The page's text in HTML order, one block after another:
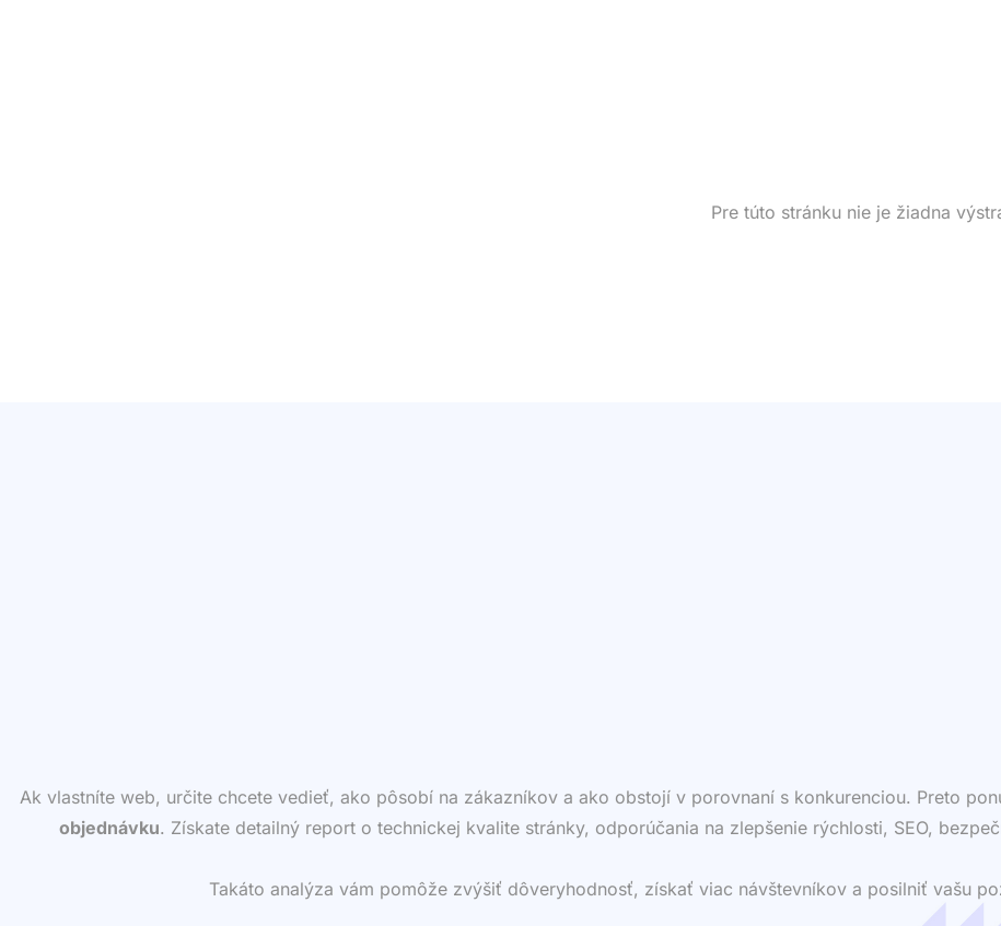
Pre túto stránku nie je žiadna
Ak vlastníte web, určite chcete vedieť, ako pôsobí na zákazníkov a ako obstojí v porovnaní s konkurenciou. Preto
objednávku. Získate detailný report o technickej kvalite stránky, odporúčania na zlepšenie rýchlosti, SEO,
Takáto analýza vám pomôže zvýšiť dôveryhodnosť, získať viac návštevníkov a posilniť vašu